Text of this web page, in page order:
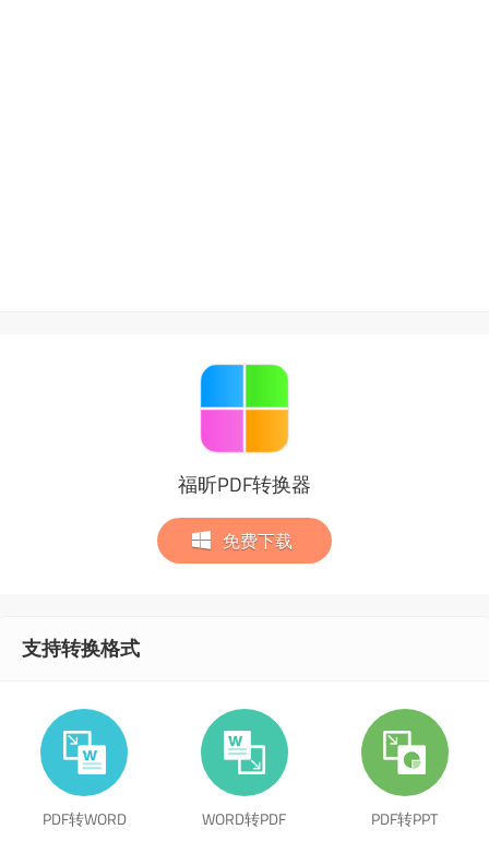
福昕PDF转换器
免费下载
支持转换格式
PDF转WORD WORD转PDF PDF转PPT